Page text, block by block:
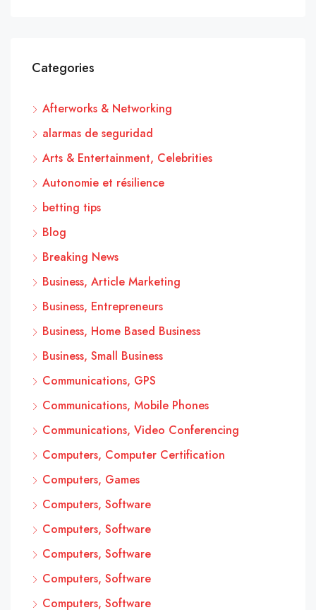
Categories
Afterworks & Networking
alarmas de seguridad
Arts & Entertainment, Celebrities
Autonomie et résilience
betting tips
Blog
Breaking News
Business, Article Marketing
Business, Entrepreneurs
Business, Home Based Business
Business, Small Business
Communications, GPS
Communications, Mobile Phones
Communications, Video Conferencing
Computers, Computer Certification
Computers, Games
Computers, Software
Computers, Software
Computers, Software
Computers, Software
Computers, Software